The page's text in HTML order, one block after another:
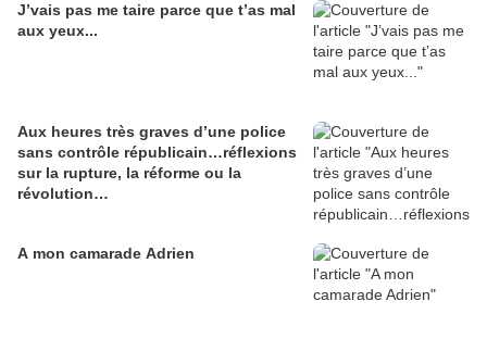
J’vais pas me taire parce que t’as mal
aux yeux...
Aux heures très graves d’une police
sans contrôle républicain…réflexions
sur la rupture, la réforme ou la
révolution…
A mon camarade Adrien